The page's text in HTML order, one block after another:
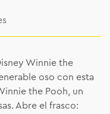
Winnie the
oso con esta
the Pooh, un
Abre el frasco: